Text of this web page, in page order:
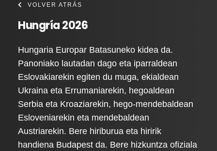
VOLVER ATRÁS
Hungría 2026
Hungaria Europar Batasuneko kidea da.
Panoniako lautadan dago eta iparraldean
Eslovakiarekin egiten du muga, ekialdean
Ukraina eta Errumaniarekin, hegoaldean
Serbia eta Kroaziarekin, hego-mendebaldean
Esloveniarekin eta mendebaldean
Austriarekin. Bere hiriburua eta hiririk
handiena Budapest da. Bere hizkuntza ofiziala